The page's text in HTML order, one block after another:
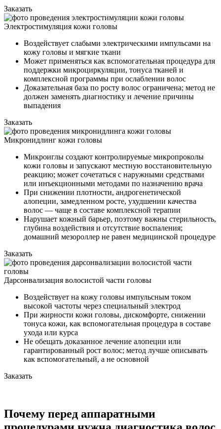
Заказать
Электростимуляция кожи головы
Воздействует слабыми электрическими импульсами на
кожу головы и мягкие ткани
Может применяться как вспомогательная процедура для
поддержки микроциркуляции, тонуса тканей и
комплексной программы при ослаблении волос
Доказательная база по росту волос ограничена; метод не
должен заменять диагностику и лечение причины
выпадения
Заказать
Микронидлинг кожи головы
Микроиглы создают контролируемые микропроколы
кожи головы и запускают местную восстановительную
реакцию; может сочетаться с наружными средствами
или инъекционными методами по назначению врача
При снижении плотности, андрогенетической
алопеции, замедленном росте, ухудшении качества
волос — чаще в составе комплексной терапии
Нарушает кожный барьер, поэтому важны стерильность,
глубина воздействия и отсутствие воспаления;
домашний мезороллер не равен медицинской процедуре
Заказать
Дарсонвализация волосистой части головы
Воздействует на кожу головы импульсным током
высокой частоты через специальный электрод
При жирности кожи головы, дискомфорте, снижении
тонуса кожи, как вспомогательная процедура в составе
ухода или курса
Не обещать доказанное лечение алопеции или
гарантированный рост волос; метод лучше описывать
как вспомогательный, а не основной
Заказать
Почему перед аппаратными